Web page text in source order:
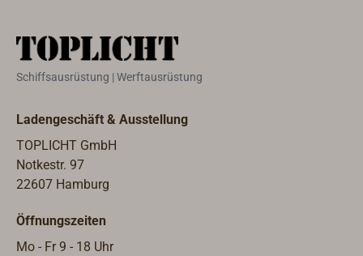
Schiffsausrüstung | Werftausrüstung
Ladengeschäft & Ausstellung
TOPLICHT GmbH
Notkestr. 97
22607 Hamburg
Öffnungszeiten
Mo - Fr 9 - 18 Uhr